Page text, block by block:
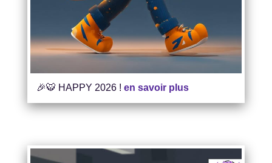
🎉🐯 HAPPY 2026 ! en savoir plus